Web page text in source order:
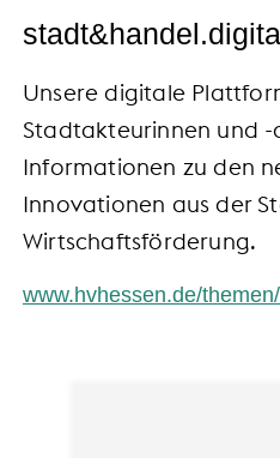
Unsere digitale
Stadtakteurinnen und
Informationen zu den
Innovationen aus der
Wirtschaftsförderung.
www.hvhessen.de/